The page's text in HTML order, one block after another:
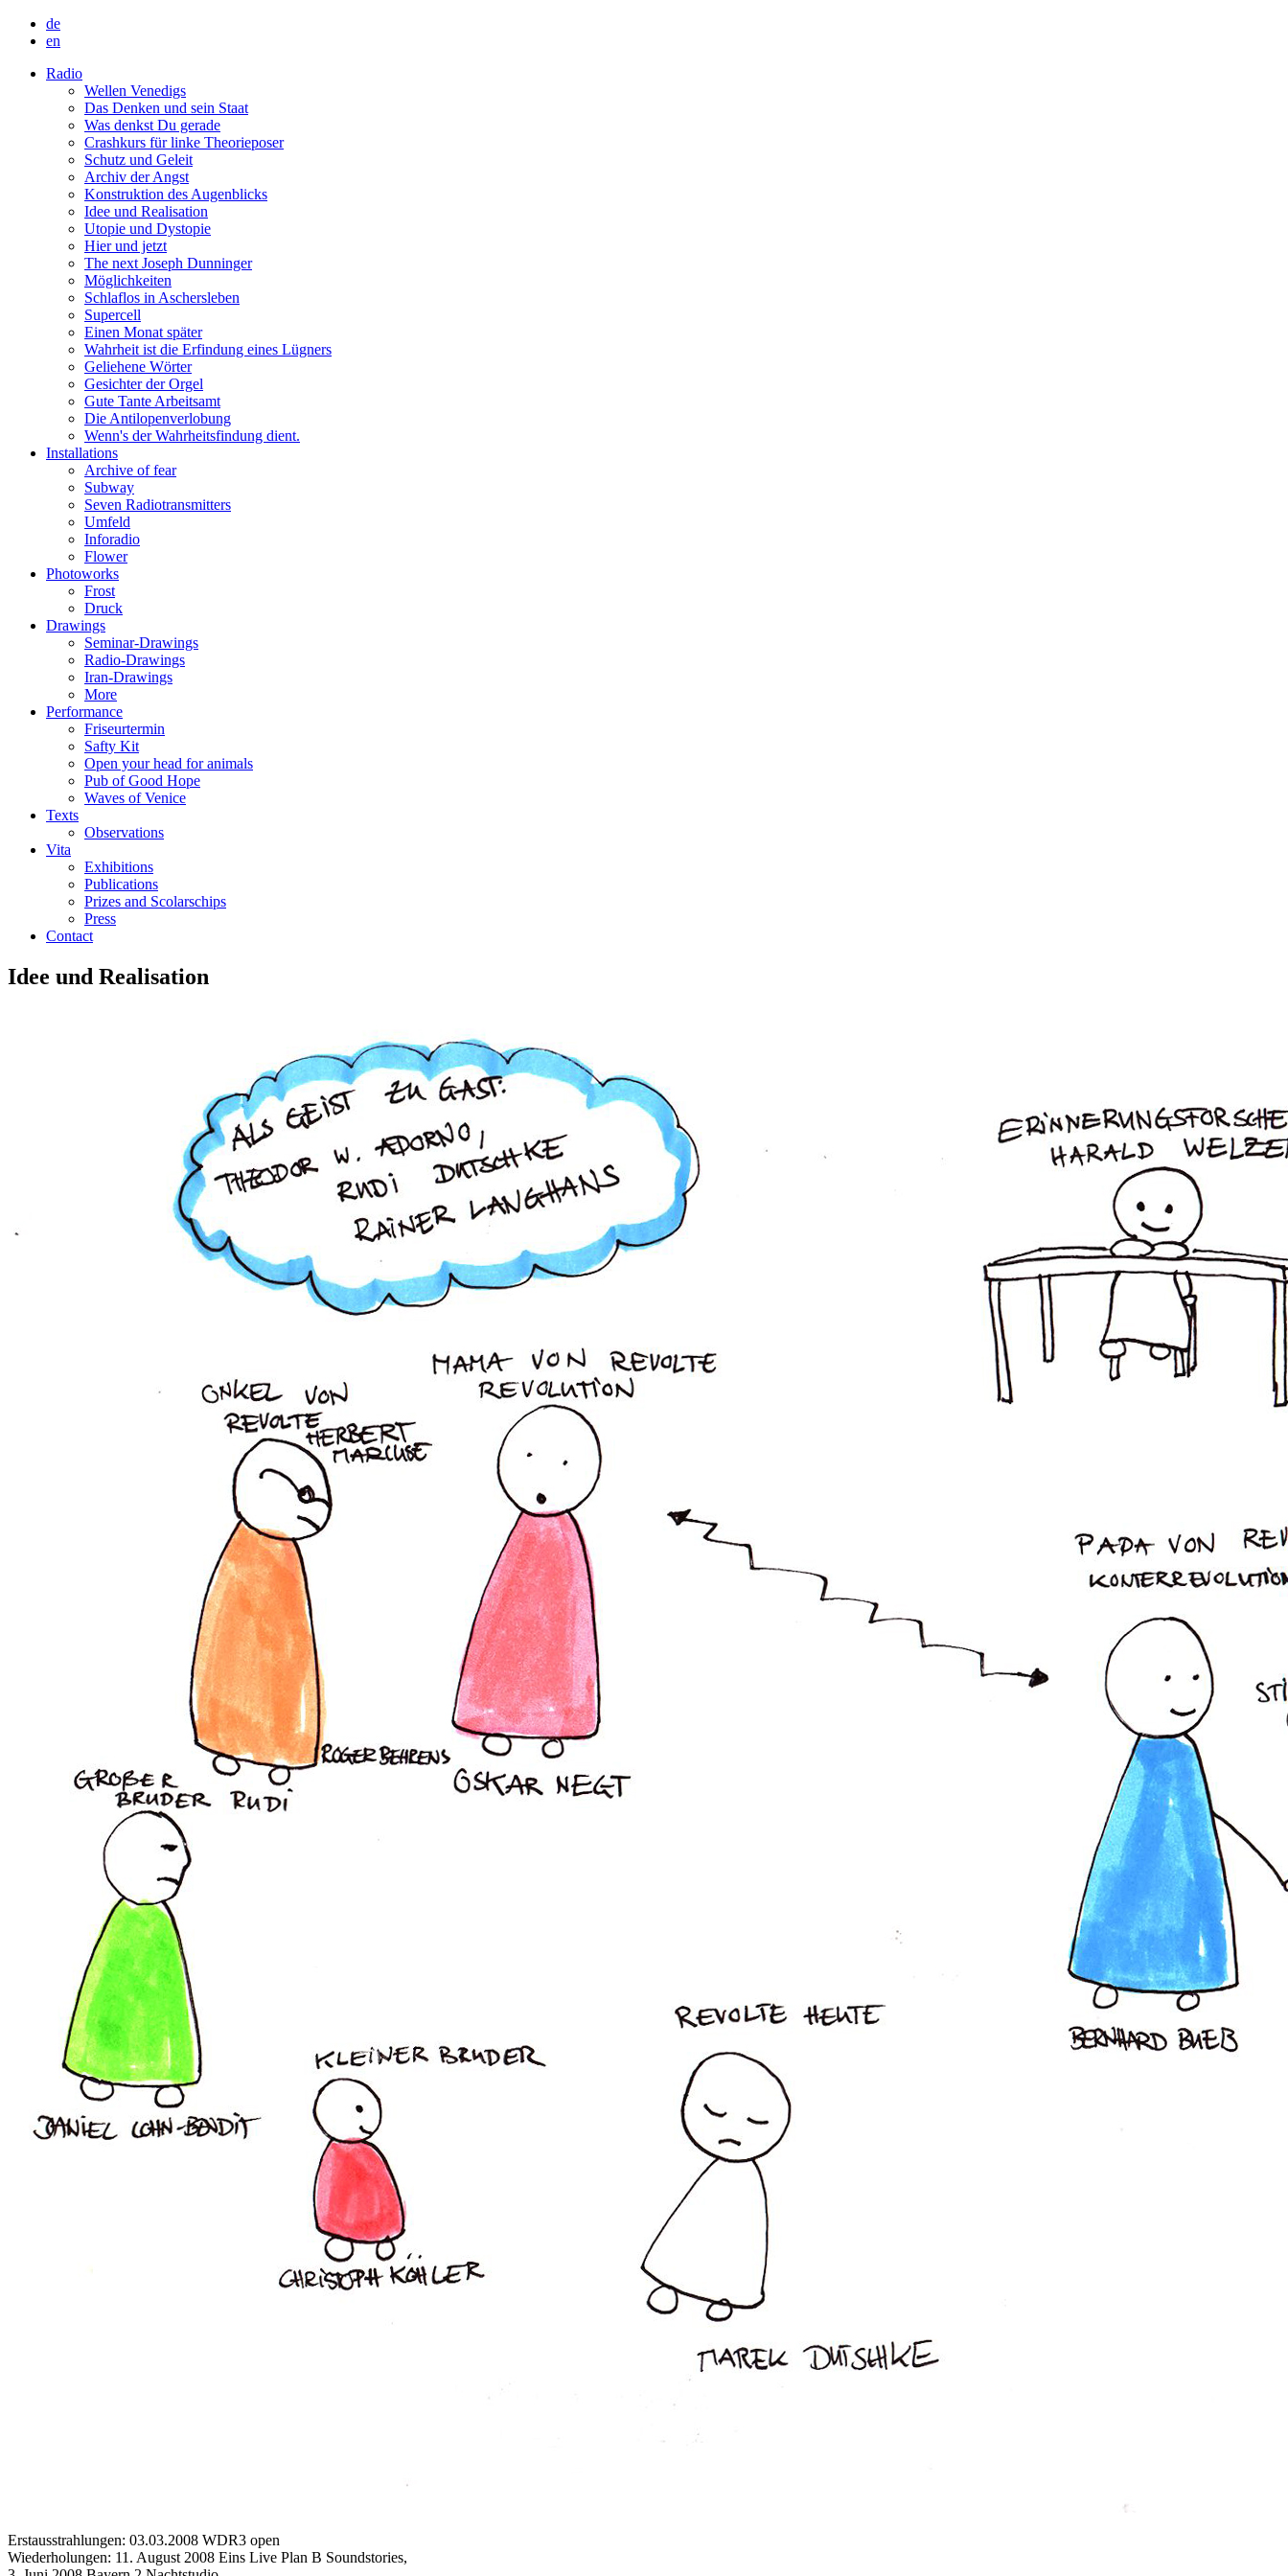
de
en
Radio
Wellen Venedigs
Das Denken und sein Staat
Was denkst Du gerade
Crashkurs für linke Theorieposer
Schutz und Geleit
Archiv der Angst
Konstruktion des Augenblicks
Idee und Realisation
Utopie und Dystopie
Hier und jetzt
The next Joseph Dunninger
Möglichkeiten
Schlaflos in Aschersleben
Supercell
Einen Monat später
Wahrheit ist die Erfindung eines Lügners
Geliehene Wörter
Gesichter der Orgel
Gute Tante Arbeitsamt
Die Antilopenverlobung
Wenn's der Wahrheitsfindung dient.
Installations
Archive of fear
Subway
Seven Radiotransmitters
Umfeld
Inforadio
Flower
Photoworks
Frost
Druck
Drawings
Seminar-Drawings
Radio-Drawings
Iran-Drawings
More
Performance
Friseurtermin
Safty Kit
Open your head for animals
Pub of Good Hope
Waves of Venice
Texts
Observations
Vita
Exhibitions
Publications
Prizes and Scolarschips
Press
Contact
Idee und Realisation
Erstausstrahlungen: 03.03.2008 WDR3 open
Wiederholungen: 11. August 2008 Eins Live Plan B Soundstories,